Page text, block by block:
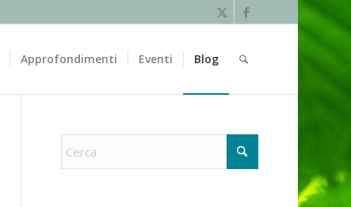
Approfondimenti Eventi Blog